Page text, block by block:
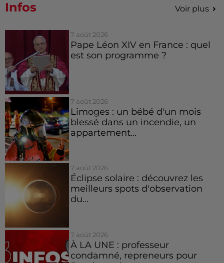
Infos Voir plus
7 août 2026
Pape Léon XIV en France : quel
est son programme ?
7 août 2026
Limoges : un bébé d'un mois
blessé dans un incendie, un
appartement...
7 août 2026
Éclipse solaire : découvrez les
meilleurs spots d'observation
du...
7 août 2026
À LA UNE : professeur
condamné, repreneurs pour